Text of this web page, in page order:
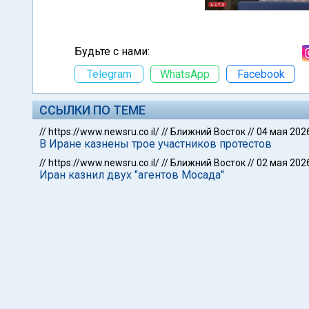
Будьте с нами:
Telegram
WhatsApp Facebook
ССЫЛКИ ПО ТЕМЕ
// https://www.newsru.co.il/// Ближний Восток//04 мая
В Иране казнены трое участников протестов
// https://www.newsru.co.il/// Ближний Восток//02 мая
Иран казнил двух "агентов Мосада"